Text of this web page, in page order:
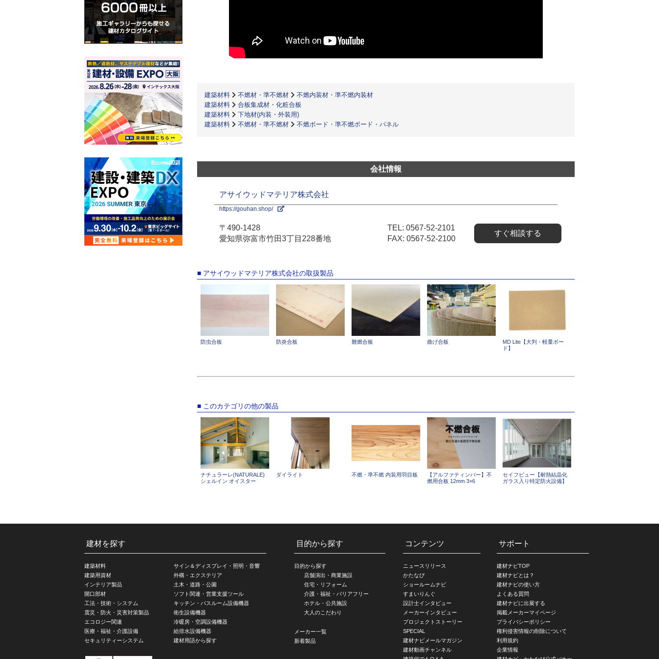
建築材料 不燃材・準不燃材
不燃内装材・準不燃内装材
建築材料
合板集成材・化粧合板
建築材料
下地材(内装・外装用)
建築材料
不燃材・準不燃材 不燃ボード・準不燃ボード・パネル
会社情報
アサイウッドマテリア株式会社
https://gouhan.shop/
〒490-1428
愛知県弥富市竹田3丁目228番地
TEL: 0567-52-2101
FAX: 0567-52-2100
すぐ相談する
■ アサイウッドマテリア株式会社の取扱製品
防虫合板 防炎合板 難燃合板 曲げ合板
MD Lite【大判・軽量ボー
ド】
■ このカテゴリの他の製品
ナチュラーレ(NATURALE)
シェルイン オイスター
ダイライト 不燃・準不燃 内装用羽目板
【アルファティンバー】不
燃用合板 12mm 3×6
セイフビュー【耐熱結晶化
ガラス入り特定防火設備】
建材を探す
建築材料
建築用資材
インテリア製品
開口部材
工法・技術・システム
震災・防火・災害対策製品
エコロジー関連
医療・福祉・介護設備
セキュリティーシステム
サイン＆ディスプレイ・照明・音響
外構・エクステリア
土木・道路・公園
ソフト関連・営業支援ツール
キッチン・バスルーム設備機器
衛生設備機器
冷暖房・空調設備機器
給排水設備機器
建材用語から探す
目的から探す
目的から探す
店舗演出・商業施設
住宅・リフォーム
介護・福祉・バリアフリー
ホテル・公共施設
大人のこだわり
メーカー一覧
新着製品
コンテンツ
ニュースリリース
かたなび
ショールームナビ
すまいりんぐ
設計士インタビュー
メーカーインタビュー
プロジェクトストーリー
SPECIAL
建材ナビメールマガジン
建材動画チャンネル
サポート
建材ナビTOP
建材ナビとは？
建材ナビの使い方
よくある質問
建材ナビに出展する
掲載メーカーマイページ
プライバシーポリシー
権利侵害情報の削除について
利用規約
企業情報